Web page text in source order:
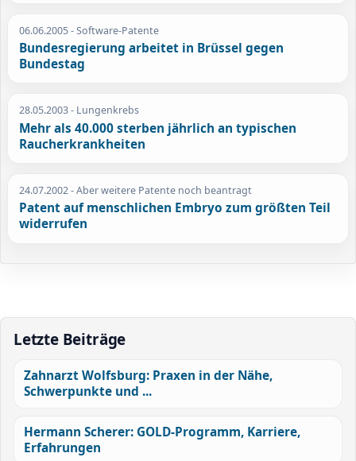
06.06.2005- Software-Patente
Bundesregierung arbeitet in Brüssel gegen
Bundestag
28.05.2003- Lungenkrebs
Mehr als 40.000 sterben jährlich an typischen
Raucherkrankheiten
24.07.2002- Aber weitere Patente noch beantragt
Patent auf menschlichen Embryo zum größten Teil
widerrufen
Letzte Beiträge
Zahnarzt Wolfsburg: Praxen in der Nähe,
Schwerpunkte und ...
Hermann Scherer: GOLD-Programm, Karriere,
Erfahrungen